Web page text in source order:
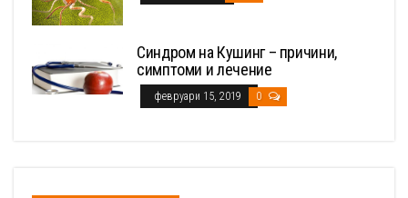
Синдром на Кушинг – причини,
симптоми и лечение
февруари 15, 2019 0